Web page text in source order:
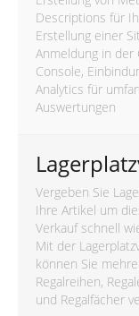
Descriptions für
Erstellung einer
Anmeldung in der
Console,
Analytics für
Auswertungen
Vergeben Sie
Ihre Artikel um
Verkauf schnell
Mit der
können Sie
Regalreihen,
und Regalfächer